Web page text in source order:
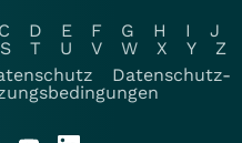
C D E F G H I
J
S T U V W X Y
Z
Datenschutz-